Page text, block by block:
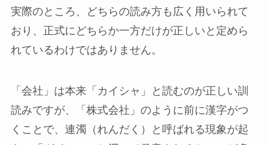
実際のところ、どちらの読み方も広く用いられて
おり、正式にどちらか一方だけが正しいと定めら
れているわけではありません。
「会社」は本来「カイシャ」と読むのが正しい訓
読みですが、「株式会社」のように前に漢字がつ
くことで、連濁（れんだく）と呼ばれる現象が起